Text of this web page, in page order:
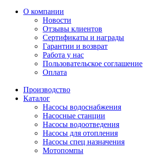
О компании
Новости
Отзывы клиентов
Сертификаты и награды
Гарантии и возврат
Работа у нас
Пользовательское соглашение
Оплата
Производство
Каталог
Насосы водоснабжения
Насосные станции
Насосы водоотведения
Насосы для отопления
Насосы спец назначения
Мотопомпы